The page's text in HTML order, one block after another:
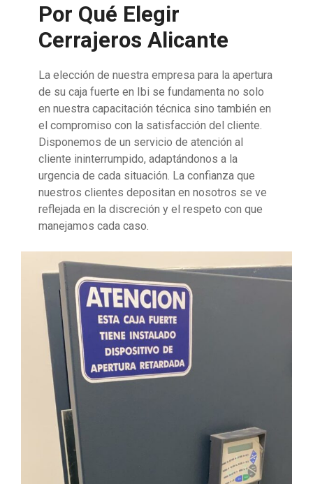
Por Qué Elegir
Cerrajeros Alicante
La elección de nuestra empresa para la apertura
de su caja fuerte en Ibi se fundamenta no solo
en nuestra capacitación técnica sino también en
el compromiso con la satisfacción del cliente.
Disponemos de un servicio de atención al
cliente ininterrumpido, adaptándonos a la
urgencia de cada situación. La confianza que
nuestros clientes depositan en nosotros se ve
reflejada en la discreción y el respeto con que
manejamos cada caso.